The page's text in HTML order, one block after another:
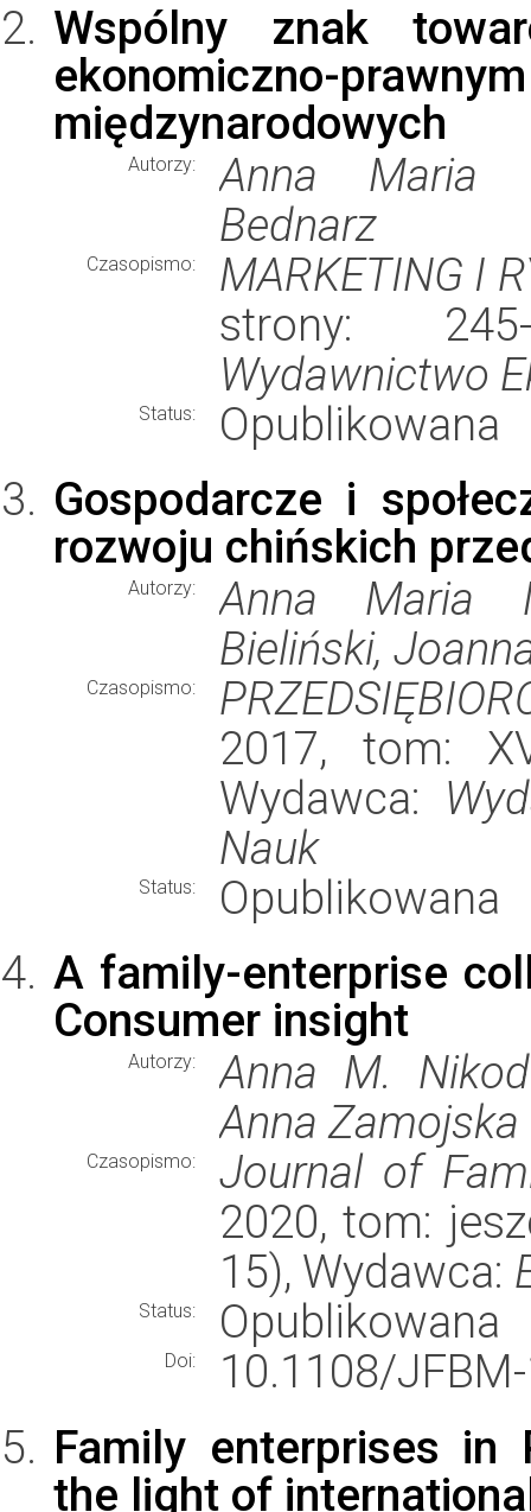
Wspólny znak
ekonomiczno-
międzynarodowych
Autorzy:
Anna Maria
Bednarz
Czasopismo:
MARKETING I
strony:
Wydawnictwo
Status:
Opublikowana
Gospodarcze i
rozwoju chińskich
Autorzy:
Anna Maria
Bieliński,
Czasopismo:
2017, tom:
Wydawca:
Nauk
Status:
Opublikowana
A family-enterprise
Consumer insight
Autorzy:
Anna M.
Anna Zamojska
Czasopismo:
Journal of
2020, tom:
15), Wydawca:
Status: Opublikowana
Doi:
10.1108/
Family enterprises in
the light of